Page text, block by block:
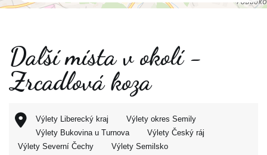
Další místa v okolí -
Zrcadlová koza
Výlety Liberecký kraj
Výlety okres Semily
Výlety Bukovina u Turnova
Výlety Český ráj
Výlety Severní Čechy
Výlety Semilsko